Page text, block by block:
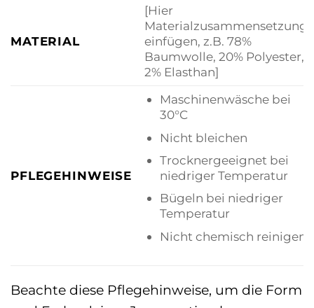
MATERIAL
[Hier
Materialzusammensetzung
einfügen, z.B. 78%
Baumwolle, 20% Polyester,
2% Elasthan]
PFLEGEHINWEISE
Maschinenwäsche bei
30°C
Nicht bleichen
Trocknergeeignet bei
niedriger Temperatur
Bügeln bei niedriger
Temperatur
Nicht chemisch reinigen
Beachte diese Pflegehinweise, um die Form